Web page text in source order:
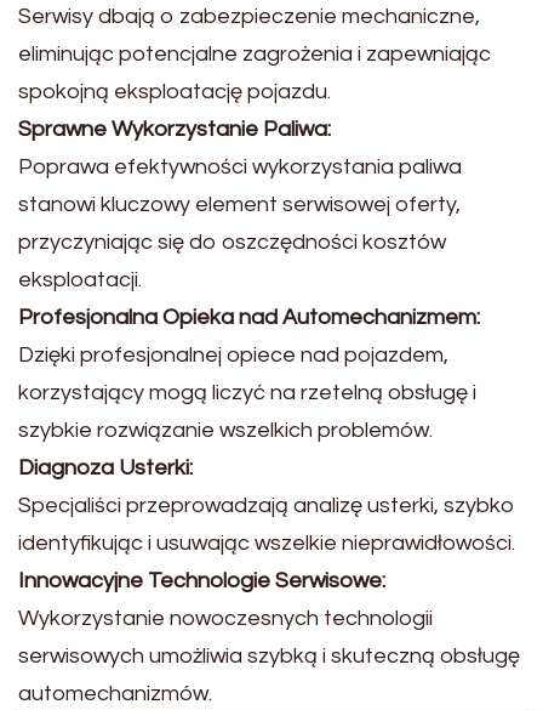
Serwisy dbają o zabezpieczenie mechaniczne,
eliminując potencjalne zagrożenia i zapewniając
spokojną eksploatację pojazdu.
Sprawne Wykorzystanie Paliwa:
Poprawa efektywności wykorzystania paliwa
stanowi kluczowy element serwisowej oferty,
przyczyniając się do oszczędności kosztów
eksploatacji.
Profesjonalna Opieka nad Automechanizmem:
Dzięki profesjonalnej opiece nad pojazdem,
korzystający mogą liczyć na rzetelną obsługę i
szybkie rozwiązanie wszelkich problemów.
Diagnoza Usterki:
Specjaliści przeprowadzają analizę usterki, szybko
identyfikując i usuwając wszelkie nieprawidłowości.
Innowacyjne Technologie Serwisowe:
Wykorzystanie nowoczesnych technologii
serwisowych umożliwia szybką i skuteczną obsługę
automechanizmów.